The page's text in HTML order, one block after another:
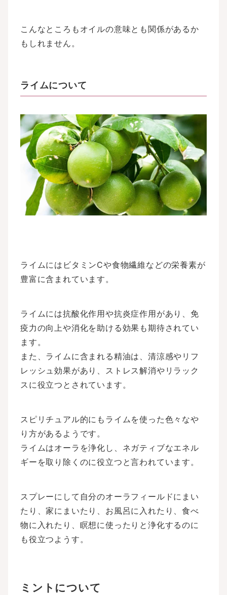
こんなところもオイルの意味とも関係があるか
もしれません。
ライムについて
ライムにはビタミンCや食物繊維などの栄養素が
豊富に含まれています。
ライムには抗酸化作用や抗炎症作用があり、免
疫力の向上や消化を助ける効果も期待されてい
ます。
また、ライムに含まれる精油は、清涼感やリフ
レッシュ効果があり、ストレス解消やリラック
スに役立つとされています。
スピリチュアル的にもライムを使った色々なや
り方があるようです。
ライムはオーラを浄化し、ネガティブなエネル
ギーを取り除くのに役立つと言われています。
スプレーにして自分のオーラフィールドにまい
たり、家にまいたり、お風呂に入れたり、食べ
物に入れたり、瞑想に使ったりと浄化するのに
も役立つようす。
ミントについて